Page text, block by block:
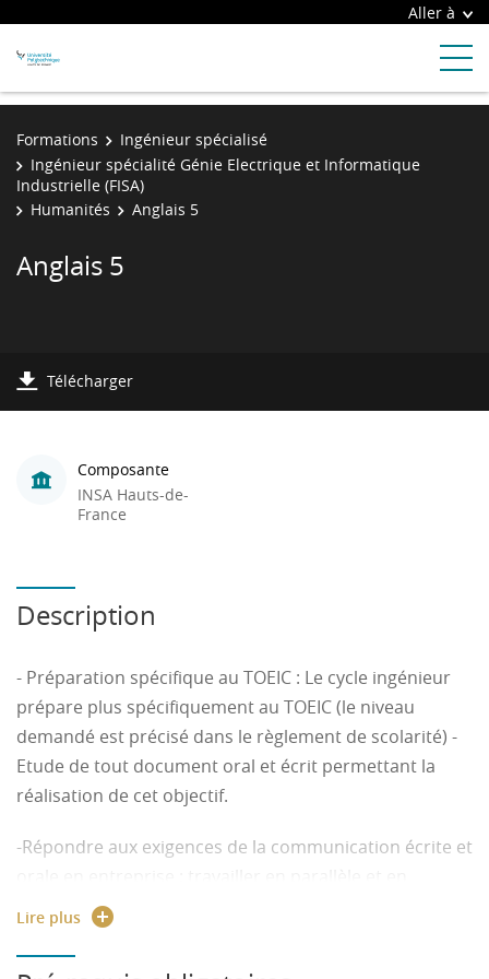
Aller à
Formations
Ingénieur spécialisé
Ingénieur spécialité Génie Electrique et Informatique
Industrielle (FISA)
Humanités
Anglais 5
Anglais 5
Télécharger
Composante
INSA Hauts-de-
France
Description
- Préparation spécifique au TOEIC : Le cycle ingénieur
prépare plus spécifiquement au TOEIC (le niveau
demandé est précisé dans le règlement de scolarité) -
Etude de tout document oral et écrit permettant la
réalisation de cet objectif.
-Répondre aux exigences de la communication écrite et
synergie les 4 compétences (CO, CE, PO, PE) en
s’appuyant sur des documents authentiques avec
différents accents pour avoir connaissance de la
Lire plus